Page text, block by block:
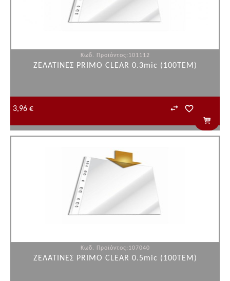
Κωδ. Προϊόντος:101112
ΖΕΛΑΤΙΝΕΣ PRIMO CLEAR 0.3mic (100ΤΕΜ)
3,96 €
Κωδ. Προϊόντος:107040
ΖΕΛΑΤΙΝΕΣ PRIMO CLEAR 0.5mic (100ΤΕΜ)